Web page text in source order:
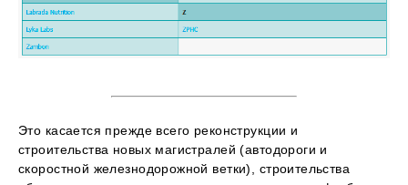
Это касается прежде всего реконструкции и
строительства новых магистралей (автодороги и
скоростной железнодорожной ветки), строительства